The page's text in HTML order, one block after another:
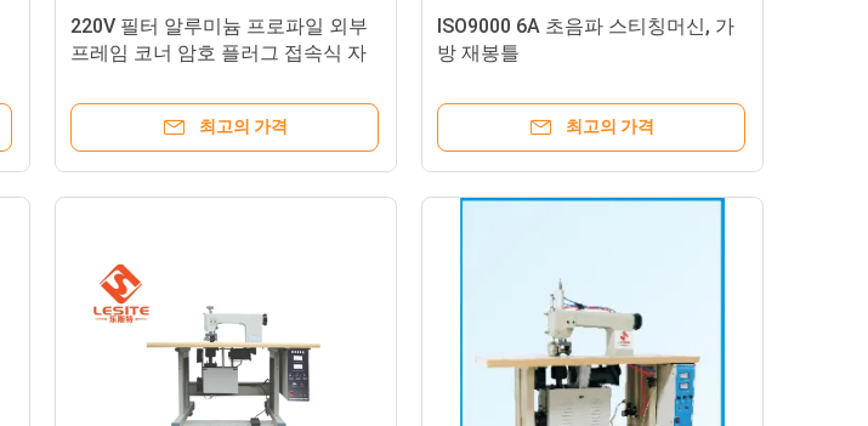
220V 필터 알루미늄 프로파일 외부
프레임 코너 암호 플러그 접속식 자
최고의 가격
ISO9000 6A 초음파 스티칭머신, 가
방 재봉틀
최고의 가격